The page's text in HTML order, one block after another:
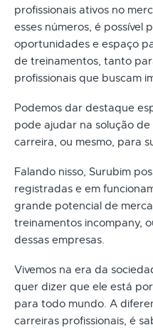
profissionais ativos no
esses números, é possível
oportunidades e espaço
de treinamentos, tanto
profissionais que buscam
Podemos dar destaque
pode ajudar na solução
carreira, ou mesmo, para
Falando nisso, Surubim
registradas e em
grande potencial de
treinamentos incompany,
dessas empresas.
Vivemos na era da
quer dizer que ele está
para todo mundo. A
carreiras profissionais, é